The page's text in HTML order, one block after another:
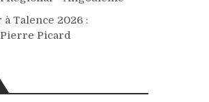
Talence 2026 :
Pierre Picard